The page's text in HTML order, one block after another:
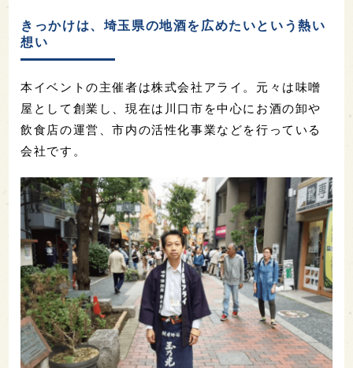
きっかけは、埼玉県の地酒を広めたいという熱い
想い
本イベントの主催者は株式会社アライ。元々は味噌
屋として創業し、現在は川口市を中心にお酒の卸や
飲食店の運営、市内の活性化事業などを行っている
会社です。